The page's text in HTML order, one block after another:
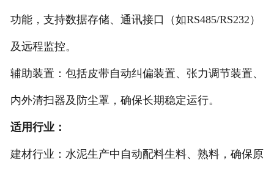
功能，支持数据存储、通讯接口（如RS485/RS232）
及远程监控。
辅助装置：包括皮带自动纠偏装置、张力调节装置、
内外清扫器及防尘罩，确保长期稳定运行。
适用行业：
建材行业：水泥生产中自动配料生料、熟料，确保原